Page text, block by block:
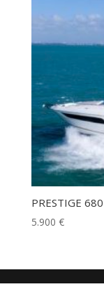
PRESTIGE 680
5.900 €